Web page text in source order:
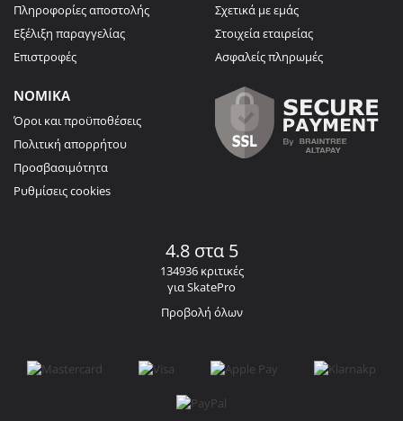
Πληροφορίες αποστολής
Εξέλιξη παραγγελίας
Επιστροφές
Σχετικά με εμάς
Στοιχεία εταιρείας
Ασφαλείς πληρωμές
ΝΟΜΙΚΑ
Όροι και προϋποθέσεις
Πολιτική απορρήτου
Προσβασιμότητα
Ρυθμίσεις cookies
4.8 στα 5
134936 κριτικές
για SkatePro
Προβολή όλων